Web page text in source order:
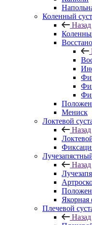
Коленный
Назад
Мениск
Локтевой
Назад
Назад
Якорная
Плечевой
Назад